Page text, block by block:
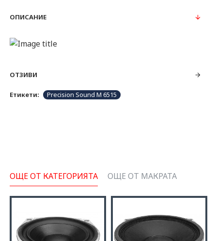
ОПИСАНИЕ
ОТЗИВИ
Етикети: Precision Sound M 6515
ОЩЕ ОТ КАТЕГОРИЯТА ОЩЕ ОТ МАКРАТА